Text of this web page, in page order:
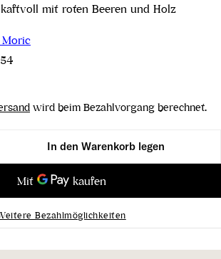
mit roten Beeren und Holz
wird beim Bezahlvorgang berechnet.
Lutzmannsburg Ried
für Blaufränkisch
In den Warenkorb legen
Bezahlmöglichkeiten